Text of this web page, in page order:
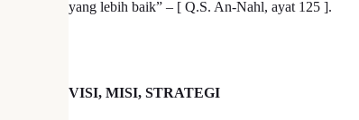
yang lebih baik” – [ Q.S. An-Nahl, ayat 125 ].
VISI, MISI, STRATEGI